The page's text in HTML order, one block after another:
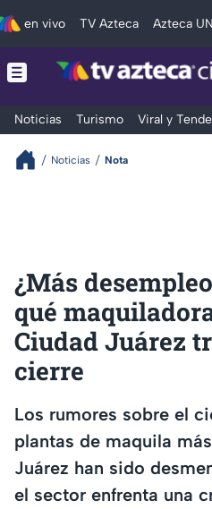
en vivo TV Azteca Azteca
Noticias Turismo Viral y
Noticias Nota
¿Más
qué
Ciudad Juárez
cierre
Los rumores sobre el
plantas de maquila
Juárez han sido
el sector enfrenta una